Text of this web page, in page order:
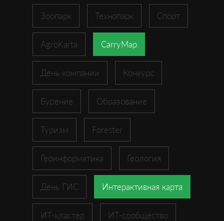
Зоопарк Технопарк Спорт
AgroKarta CarryMap
День компании Конкурс
Бурение Образование
Туризм Forester
Геоинформатика Геология
День ГИС Интерактивная карта
ИТ-кластер ИТ-сообщество